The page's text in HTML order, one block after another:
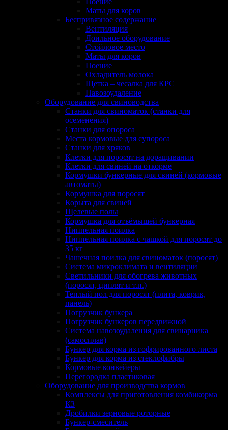
Маты для коров
Беспривязное содержание
Вентиляция
Доильное оборудование
Стойловое место
Маты для коров
Поение
Охладитель молока
Щетка – чесалка для КРС
Навозоудаление
Оборудование для свиноводства
Станки для свиноматок (станки для
осеменения)
Станки для опороса
Места кормовые для супороса
Станки для хряков
Клетки для поросят на доращивании
Клетки для свиней на откорме
Кормушки бункерные для свиней (кормовые
автоматы)
Кормушка для поросят
Корыта для свиней
Щелевые полы
Кормушка для отъёмышей бункерная
Ниппельная поилка
Ниппельная поилка с чашкой для поросят до
35 кг
Чашечная поилка для свиноматок (поросят)
Система микроклимата и вентиляции
Светильники для обогрева животных
(поросят, циплят и т.п.)
Теплый пол для поросят (плита, коврик,
панель)
Погрузчик бункера
Погрузчик бункеров передвижной
Система навозоудаления для свинарника
(самосплав)
Бункер для корма из гофрированного листа
Бункер для корма из стеклофибры
Кормовые конвейеры
Перегородка пластиковая
Оборудование для производства кормов
Комплексы для приготовления комбикорма
КЗ
Дробилки зерновые роторные
Бункер-смеситель